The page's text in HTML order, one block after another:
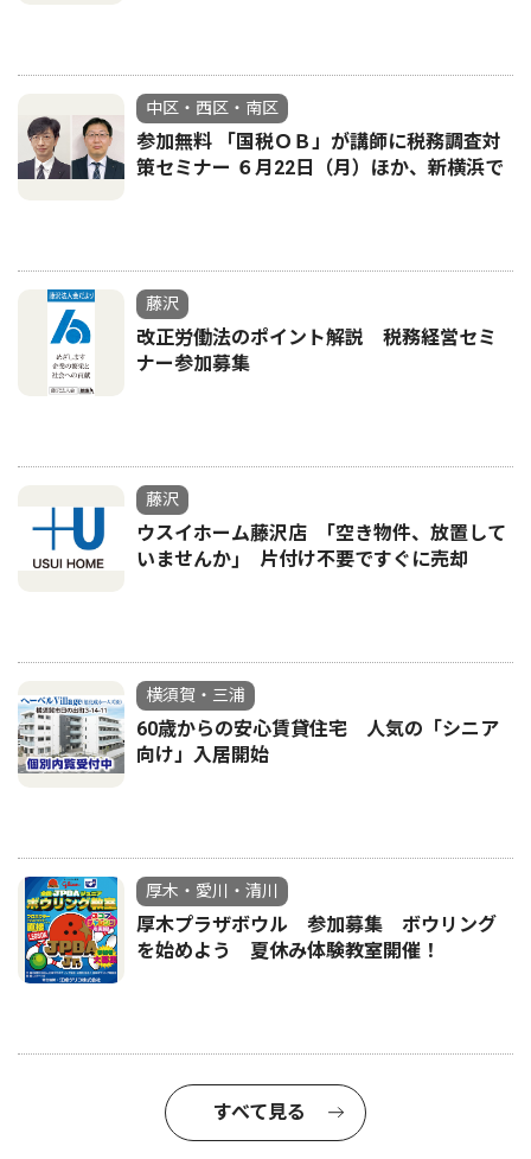
中区・西区・南区
参加無料 「国税ＯＢ」が講師に税務調査対
策セミナー ６月22日（月）ほか、新横浜で
藤沢
改正労働法のポイント解説 税務経営セミ
ナー参加募集
藤沢
ウスイホーム藤沢店 ｢空き物件、放置して
いませんか｣ 片付け不要ですぐに売却
横須賀・三浦
60歳からの安心賃貸住宅 人気の「シニア
向け」入居開始
厚木・愛川・清川
厚木プラザボウル 参加募集 ボウリング
を始めよう 夏休み体験教室開催！
すべて見る